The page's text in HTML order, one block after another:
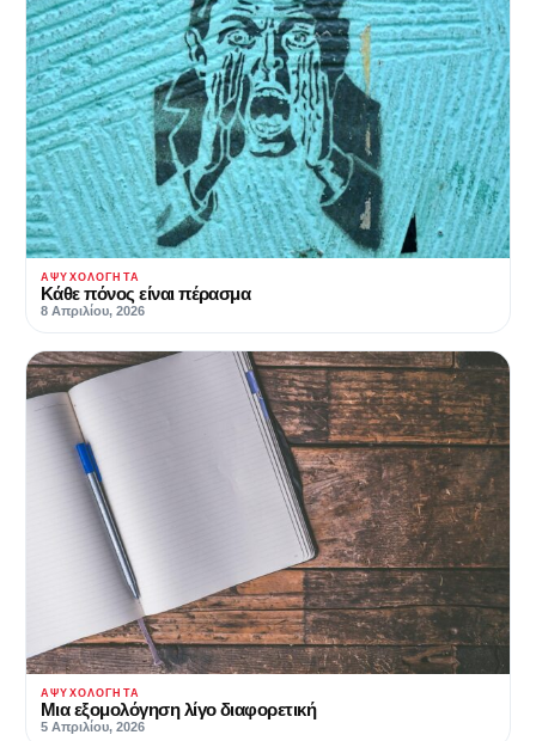
ΑΨΥΧΟΛΌΓΗΤΑ
Κάθε πόνος είναι πέρασμα
8 Απριλίου, 2026
ΑΨΥΧΟΛΌΓΗΤΑ
Μια εξομολόγηση λίγο διαφορετική
5 Απριλίου, 2026